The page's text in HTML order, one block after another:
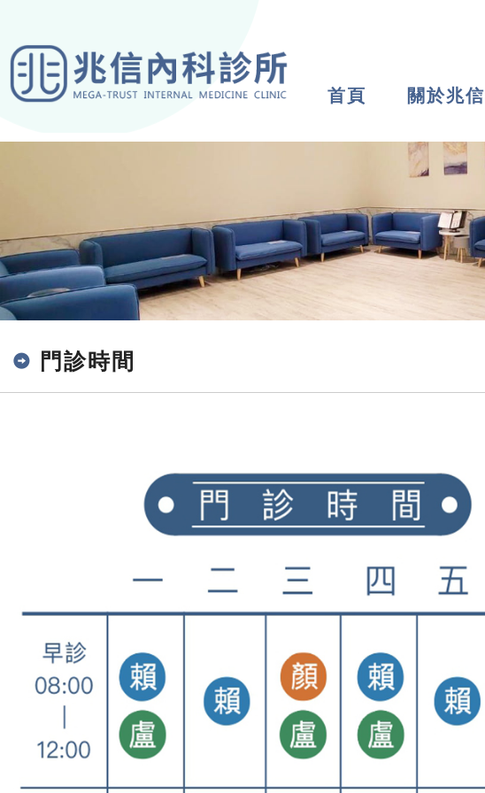
首頁 關於兆信
門診時間